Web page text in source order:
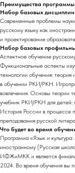
Преимущества программы
Набор базовых дисциплин
Современные проблемы
русскому языку как
и проектирование
Набор базовых
Аспектное обучение
Функциональные аспекты
технологии обучения:
в обучении РКИ/РКН.
вовлечения. Основы теории
учебник РКИ/РКН для детей:
История России в процессе
преподавания русской
Что будет во время
Программа «Язык и
иностранному (Русская
ИФЖиМКК и является
2024. Во время обучения вы